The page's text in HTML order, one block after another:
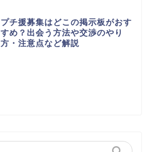
プチ援募集はどこの掲示板がおす
すめ？出会う方法や交渉のやり
方・注意点など解説